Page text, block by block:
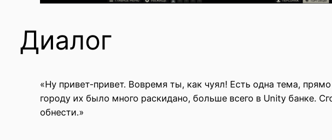
Диалог
«Ну привет-привет. Вовремя ты, как чуял! Есть одна тема,
городу их было много раскидано, больше всего в Unity банке.
обнести.»